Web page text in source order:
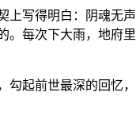
写得明白：阴魂无
每次下大雨，地府
起前世最深的回忆